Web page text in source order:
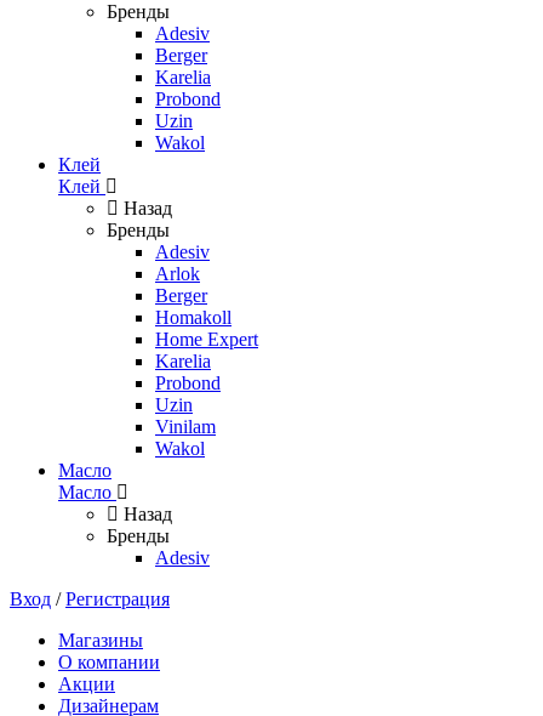
Бренды
Adesiv
Berger
Karelia
Probond
Uzin
Wakol
Клей
Клей
Назад
Бренды
Adesiv
Arlok
Berger
Homakoll
Home Expert
Karelia
Probond
Uzin
Vinilam
Wakol
Масло
Масло
Назад
Бренды
Adesiv
Вход /Регистрация
Магазины
О компании
Акции
Дизайнерам